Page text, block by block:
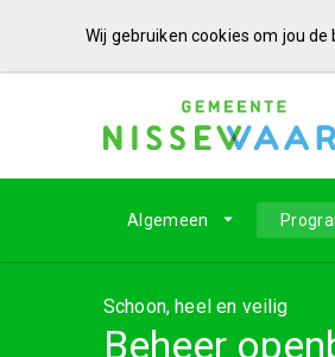
Wij gebruiken cookies om jou
Algemeen
Schoon, heel en veilig
Beheer